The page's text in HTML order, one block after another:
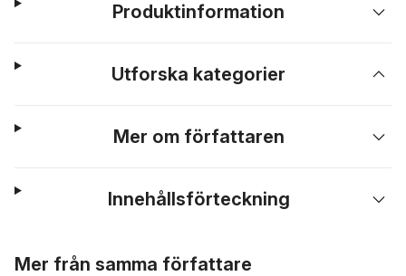
Produktinformation
Utforska kategorier
Mer om författaren
Innehållsförteckning
Mer från samma författare